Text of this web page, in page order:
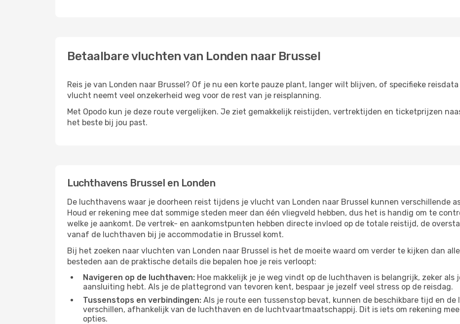
Betaalbare vluchten van Londen naar Brussel
Reis je van Londen naar Brussel? Of je nu een korte pauze plant, langer wilt blijven, of specifieke
vlucht neemt veel onzekerheid weg voor de rest van je reisplanning.
Met Opodo kun je deze route vergelijken. Je ziet gemakkelijk reistijden, vertrektijden en ticketprijzen
het beste bij jou past.
Luchthavens Brussel en Londen
De luchthavens waar je doorheen reist tijdens je vlucht van Londen naar Brussel kunnen verschillende
Houd er rekening mee dat sommige steden meer dan één vliegveld hebben, dus het is handig om te
welke je aankomt. De vertrek- en aankomstpunten hebben directe invloed op de totale reistijd, de
vanaf de luchthaven bij je accommodatie in Brussel komt.
Bij het zoeken naar vluchten van Londen naar Brussel is het de moeite waard om verder te kijken dan
besteden aan de praktische details die bepalen hoe je reis verloopt:
Navigeren op de luchthaven: Hoe makkelijk je je weg vindt op de luchthaven is belangrijk, zeker als
aansluiting hebt. Als je de plattegrond van tevoren kent, bespaar je jezelf veel stress op de reisdag.
Tussenstops en verbindingen: Als je route een tussenstop bevat, kunnen de beschikbare tijd en
verschillen, afhankelijk van de luchthaven en de luchtvaartmaatschappij. Dit is iets om rekening
opties.